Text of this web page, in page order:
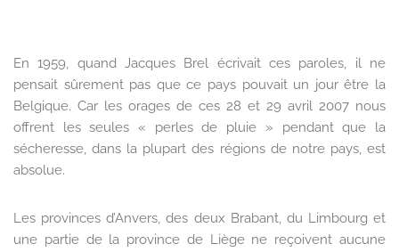
En 1959, quand Jacques Brel écrivait ces paroles, il ne
pensait sûrement pas que ce pays pouvait un jour être la
Belgique. Car les orages de ces 28 et 29 avril 2007 nous
offrent les seules « perles de pluie » pendant que la
sécheresse, dans la plupart des régions de notre pays, est
absolue.
Les provinces d’Anvers, des deux Brabant, du Limbourg et
une partie de la province de Liège ne reçoivent aucune